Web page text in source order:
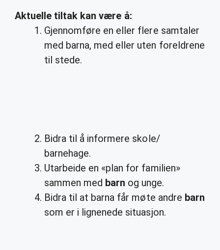
Aktuelle tiltak kan være å:
Gjennomføre en eller flere samtaler
med barna, med eller uten foreldrene
til stede.
Bidra til å informere skole/
barnehage.
Utarbeide en «plan for familien»
sammen med barn og unge.
Bidra til at barna får møte andre barn
som er i lignenede situasjon.